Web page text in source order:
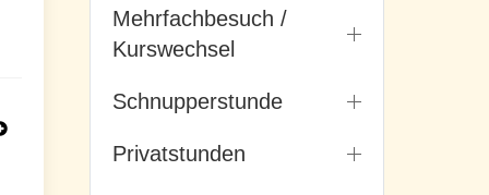
Mehrfachbesuch /
Kurswechsel
Schnupperstunde
Privatstunden